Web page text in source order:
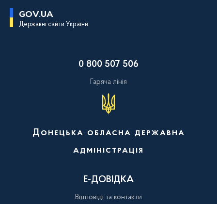
GOV.UA
Державні сайти України
0 800 507 506
Гаряча лінія
Донецька обласна державна
адміністрація
Е-ДОВІДКА
Відповіді та контакти